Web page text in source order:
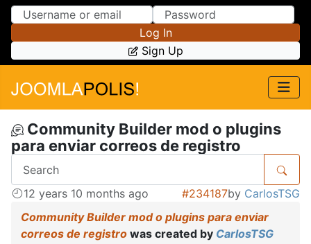
Skip to Content
Skip to Menu
Log In
Sign Up
Community Builder mod o plugins
para enviar correos de registro
12 years 10 months ago #234187by CarlosTSG
Community Builder mod o plugins para enviar
correos de registro was created by CarlosTSG